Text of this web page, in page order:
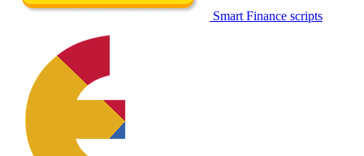
Smart Finance scripts